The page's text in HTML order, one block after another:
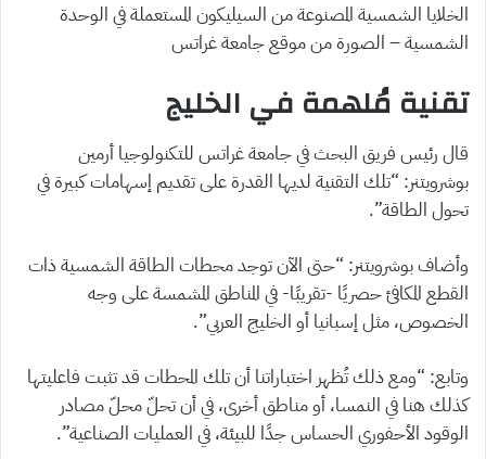
الخلايا الشمسية المصنوعة من السيليكون المستعملة في الوحدة
الشمسية – الصورة من موقع جامعة غراتس
تقنية مُلهمة في الخليج
قال رئيس فريق البحث في جامعة غراتس للتكنولوجيا أرمين
بوشرويتنر: “تلك التقنية لديها القدرة على تقديم إسهامات كبيرة في
تحول الطاقة”.
وأضاف بوشرويتنر: “حتى الآن توجد محطات الطاقة الشمسية ذات
القطع المكافئ حصريًا -تقريبًا- في المناطق المشمسة على وجه
الخصوص، مثل إسبانيا أو الخليج العربي”.
وتابع: “ومع ذلك تُظهر اختباراتنا أن تلك المحطات قد تثبت فاعليتها
كذلك هنا في النمسا، أو مناطق أخرى، في أن تحلّ محلّ مصادر
الوقود الأحفوري الحساس جدًا للبيئة، في العمليات الصناعية”.